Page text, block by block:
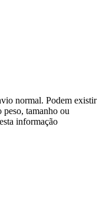
normal. Podem existir
tamanho ou
informação